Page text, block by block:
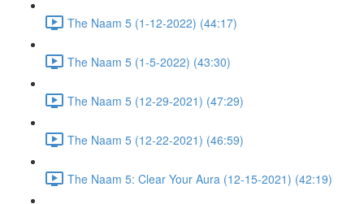
The Naam 5 (1-12-2022) (44:17)
The Naam 5 (1-5-2022) (43:30)
The Naam 5 (12-29-2021) (47:29)
The Naam 5 (12-22-2021) (46:59)
The Naam 5: Clear Your Aura (12-15-2021) (42:19)